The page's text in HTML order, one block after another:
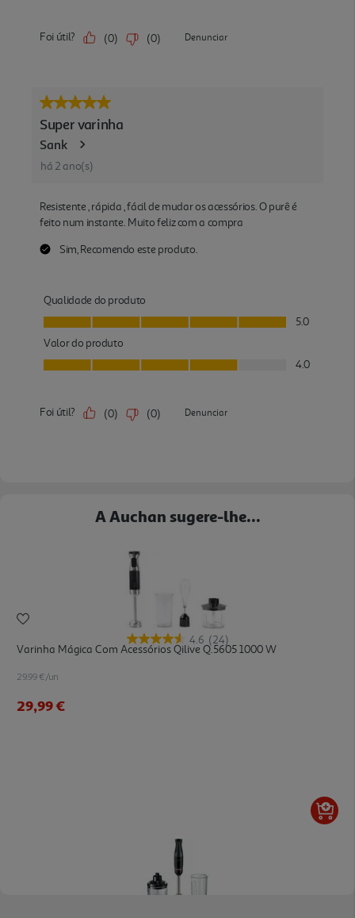
A Auchan sugere-lhe...
4.6 (24)
Varinha Mágica Com Acessórios Qilive Q.5605 1000 W
29.99 €/un
29,99 €